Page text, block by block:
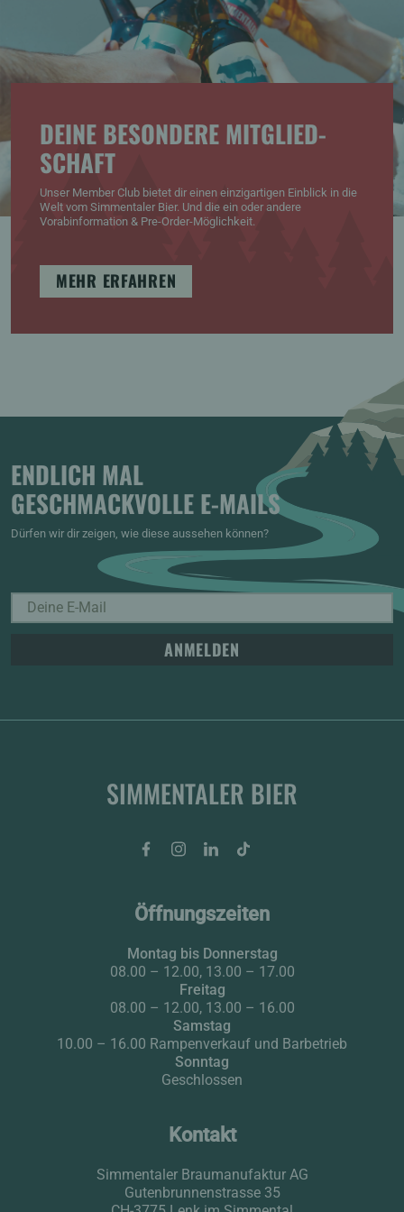
DEINE BESONDERE MITGLIED­
SCHAFT
Unser Member Club bietet dir einen einzigartigen Einblick in die
Welt vom Simmentaler Bier. Und die ein oder andere
Vorabinformation & Pre-Order-Möglichkeit.
MEHR ERFAHREN
ENDLICH MAL
GESCHMACKVOLLE E-MAILS
Dürfen wir dir zeigen, wie diese aussehen können?
ANMELDEN
SIMMENTALER BIER
FacebookInstagramLinkedInTiktok
Öffnungszeiten
Montag bis Donnerstag
08.00 – 12.00, 13.00 – 17.00
Freitag
08.00 – 12.00, 13.00 – 16.00
Samstag
10.00 – 16.00 Rampenverkauf und Barbetrieb
Sonntag
Geschlossen
Kontakt
Simmentaler Braumanufaktur AG
Gutenbrunnenstrasse 35